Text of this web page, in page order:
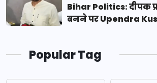
Bihar Politics: दीपक
बनने पर Upendra
Popular Tag